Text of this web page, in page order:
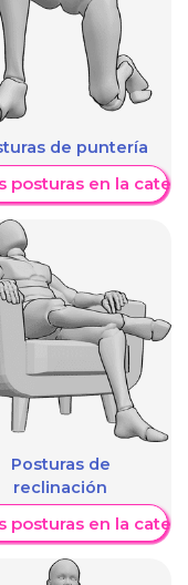
de puntería
posturas en la
Posturas de
reclinación
posturas en la